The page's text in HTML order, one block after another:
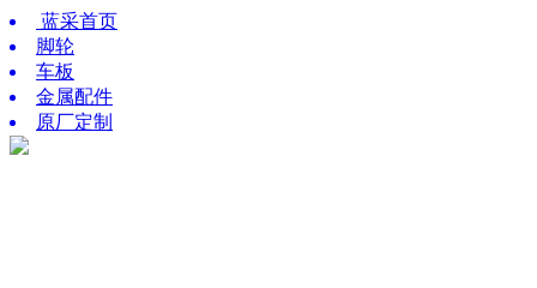
蓝采首页
脚轮
车板
金属配件
原厂定制